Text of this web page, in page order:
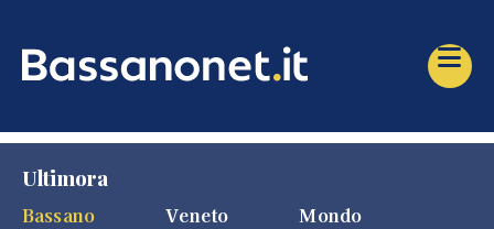
Ultimora
Bassano
Veneto Mondo